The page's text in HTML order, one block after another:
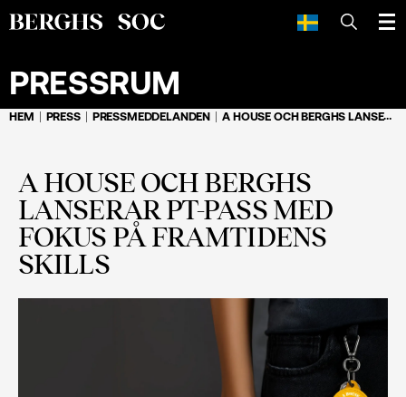
SÖK
PRESSRUM
HEM PRESS PRESSMEDDELANDEN A HOUSE OCH BERGHS LANSERAR PT-PASS MED FOKUS PÅ FRAMTIDENS SKILLS
A HOUSE OCH BERGHS
LANSERAR PT-PASS MED
FOKUS PÅ FRAMTIDENS
SKILLS